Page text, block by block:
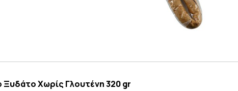
Ξυδάτο Χωρίς Γλουτένη 320 gr